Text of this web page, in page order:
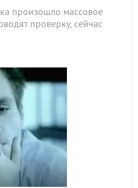
произошло массовое
проверку, сейчас